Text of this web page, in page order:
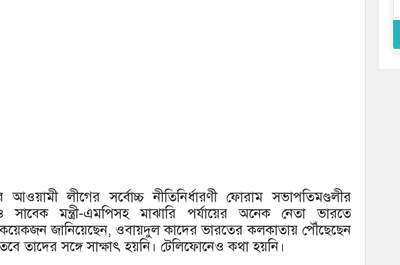
লীগের সর্বোচ্চ নীতিনির্ধারণী ফোরাম সভাপতিমণ্ডলীর
মন্ত্রী-এমপিসহ মাঝারি পর্যায়ের অনেক নেতা ভারতে
কয়েকজন জানিয়েছেন, ওবায়দুল কাদের ভারতের কলকাতায় পৌঁছেছেন
তাদের সঙ্গে সাক্ষাৎ হয়নি। টেলিফোনেও কথা হয়নি।